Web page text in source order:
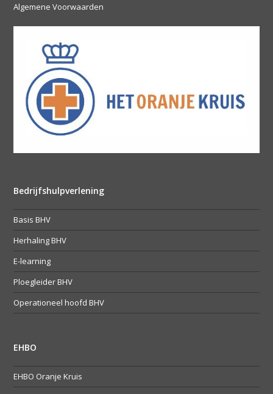
Algemene Voorwaarden
Bedrijfshulpverlening
Basis BHV
Herhaling BHV
E-learning
Ploegleider BHV
Operationeel hoofd BHV
EHBO
EHBO Oranje Kruis